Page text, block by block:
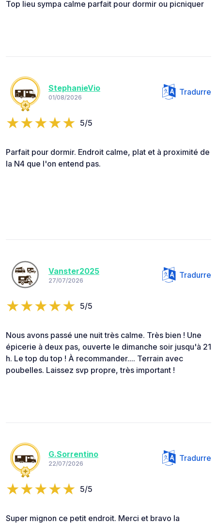
Top lieu sympa calme parfait pour dormir ou picniquer
StephanieVio
01/08/2026
Tradurre
5/5
Parfait pour dormir. Endroit calme, plat et à proximité de
la N4 que l'on entend pas.
Vanster2025
27/07/2026
Tradurre
5/5
Nous avons passé une nuit très calme. Très bien ! Une
épicerie à deux pas, ouverte le dimanche soir jusqu'à 21
h. Le top du top ! À recommander.... Terrain avec
poubelles. Laissez svp propre, très important !
G.Sorrentino
22/07/2026
Tradurre
5/5
Super mignon ce petit endroit. Merci et bravo la